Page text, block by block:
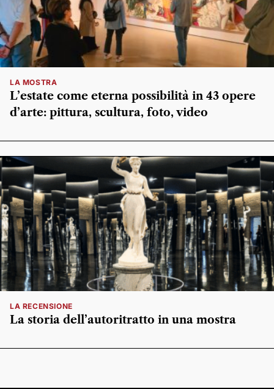
LA MOSTRA
L’estate come eterna possibilità in 43 opere
d’arte: pittura, scultura, foto, video
LA RECENSIONE
La storia dell’autoritratto in una mostra